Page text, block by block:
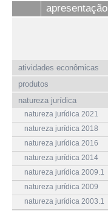
apresentação
atividades econômicas
produtos
natureza jurídica
natureza jurídica 2021
natureza jurídica 2018
natureza jurídica 2016
natureza jurídica 2014
natureza jurídica 2009.1
natureza jurídica 2009
natureza jurídica 2003.1